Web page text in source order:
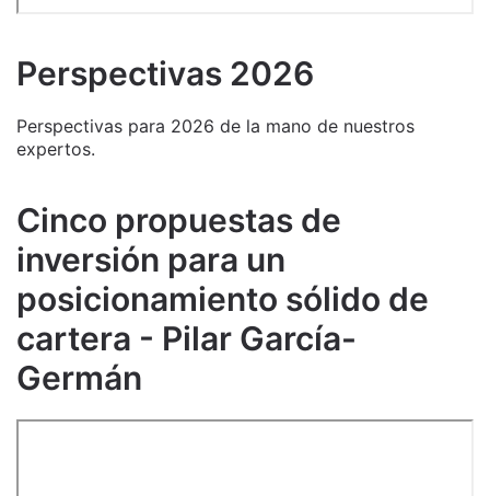
Perspectivas 2026
Perspectivas para 2026 de la mano de nuestros
expertos.
Cinco propuestas de
inversión para un
posicionamiento sólido de
cartera - Pilar García-
Germán